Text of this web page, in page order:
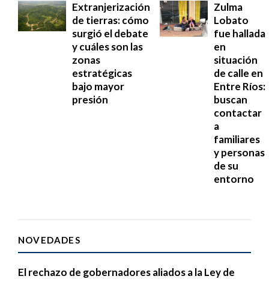
Extranjerización
de tierras: cómo
surgió el debate
y cuáles son las
zonas
estratégicas
bajo mayor
presión
Zulma
Lobato
fue hallada
en
situación
de calle en
Entre Ríos:
buscan
contactar
a
familiares
y personas
de su
entorno
NOVEDADES
El rechazo de gobernadores aliados a la Ley de